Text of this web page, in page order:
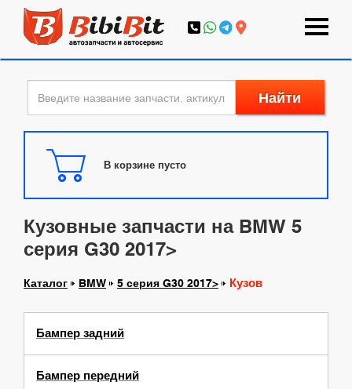
Найти
В корзине пусто
Кузовные запчасти на BMW 5
серия G30 2017>
Каталог BMW 5 серия G30 2017> Кузов
Бампер задний
Бампер передний